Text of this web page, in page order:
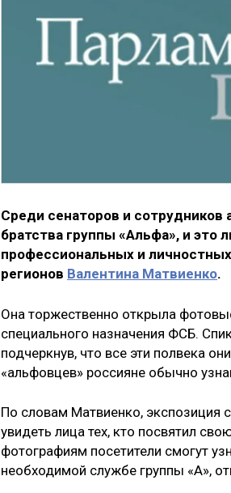
Среди сенаторов и сотрудников
братства группы «Альфа», и это
профессиональных и
регионов Валентина Матвиенко.
Она торжественно открыла
специального назначения ФСБ.
подчеркнув, что все эти полвека
«альфовцев» россияне обычно
По словам Матвиенко, экспозиция
увидеть лица тех, кто посвятил
фотографиям посетители смогут
необходимой службе группы «А»,